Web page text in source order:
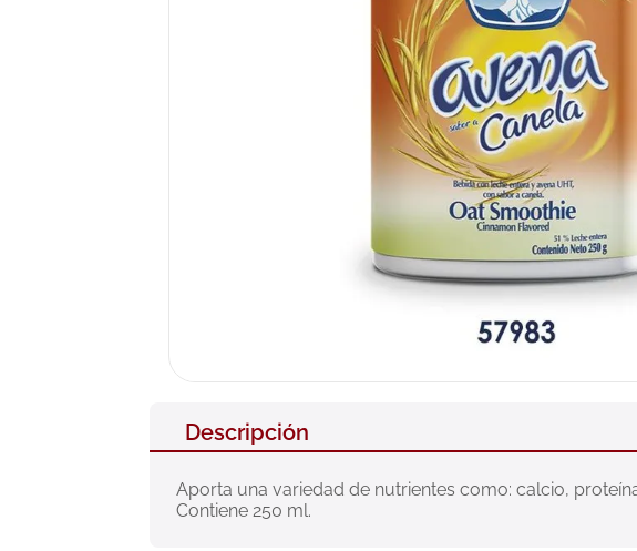
Descripción
Aporta una variedad de nutrientes como: calcio,
Contiene 250 ml.
10.pañales